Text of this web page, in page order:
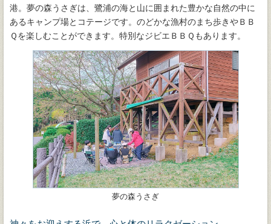
港。夢の森うさぎは、鷺浦の海と山に囲まれた豊かな自然の中に
あるキャンプ場とコテージです。のどかな漁村のまち歩きやＢＢ
Ｑを楽しむことができます。特別なジビエＢＢＱもあります。
夢の森うさぎ